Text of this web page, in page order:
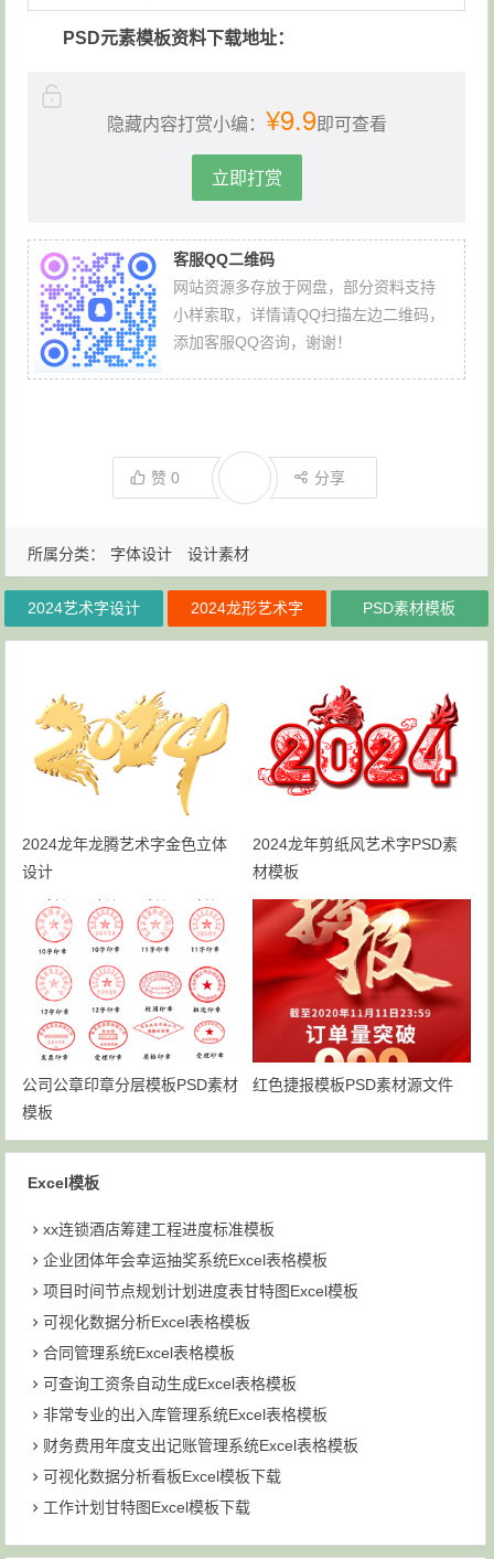
所属分类： 字体设计 设计素材
PSD元素模板资料下载地址：
隐藏内容打赏小编： ¥9.9即可查看
立即打赏
客服QQ二维码
网站资源多存放于网盘，部分资料支持
小样索取，详情请QQ扫描左边二维码，
添加客服QQ咨询，谢谢！
赞0 分享
2024艺术字设计 2024龙形艺术字 PSD素材模板
2024龙年龙腾艺术字金色立体
设计
2024龙年剪纸风艺术字PSD素
材模板
公司公章印章分层模板PSD素材
模板
红色捷报模板PSD素材源文件
Excel模板
xx连锁酒店筹建工程进度标准模板
企业团体年会幸运抽奖系统Excel表格模板
项目时间节点规划计划进度表甘特图Excel模板
可视化数据分析Excel表格模板
合同管理系统Excel表格模板
可查询工资条自动生成Excel表格模板
非常专业的出入库管理系统Excel表格模板
财务费用年度支出记账管理系统Excel表格模板
可视化数据分析看板Excel模板下载
工作计划甘特图Excel模板下载